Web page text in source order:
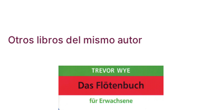
Otros libros del mismo autor